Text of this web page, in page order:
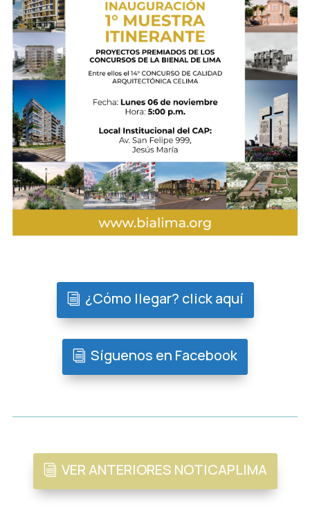
¿Cómo llegar? click aquí
Síguenos en Facebook
VER ANTERIORES NOTICAPLIMA